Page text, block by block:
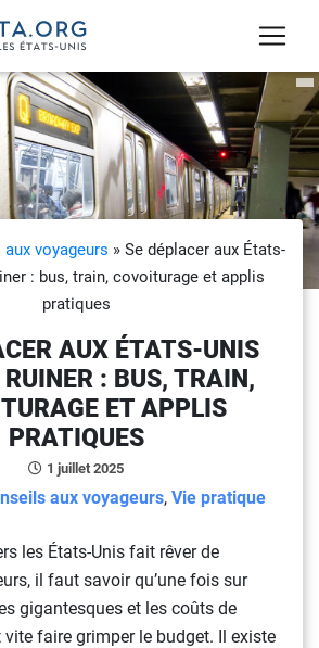
voyageurs » Se déplacer aux États-
: bus, train, covoiturage et applis
pratiques
AUX ÉTATS-UNIS
: BUS, TRAIN,
ET APPLIS
PRATIQUES
1 juillet 2025
aux voyageurs, Vie pratique
les États-Unis fait rêver de
il faut savoir qu’une fois sur
gigantesques et les coûts de
faire grimper le budget. Il existe